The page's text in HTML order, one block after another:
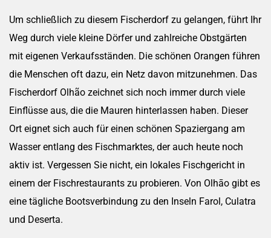
Um schließlich zu diesem Fischerdorf zu gelangen, führt Ihr
Weg durch viele kleine Dörfer und zahlreiche Obstgärten
mit eigenen Verkaufsständen. Die schönen Orangen führen
die Menschen oft dazu, ein Netz davon mitzunehmen. Das
Fischerdorf Olhão zeichnet sich noch immer durch viele
Einflüsse aus, die die Mauren hinterlassen haben. Dieser
Ort eignet sich auch für einen schönen Spaziergang am
Wasser entlang des Fischmarktes, der auch heute noch
aktiv ist. Vergessen Sie nicht, ein lokales Fischgericht in
einem der Fischrestaurants zu probieren. Von Olhāo gibt es
eine tägliche Bootsverbindung zu den Inseln Farol, Culatra
und Deserta.